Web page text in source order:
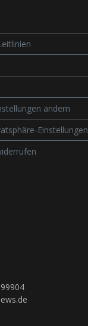
ändern
Einstellungen